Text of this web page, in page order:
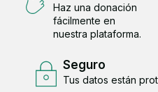
Haz una donación
fácilmente en
nuestra plataforma.
Seguro
Tus datos están